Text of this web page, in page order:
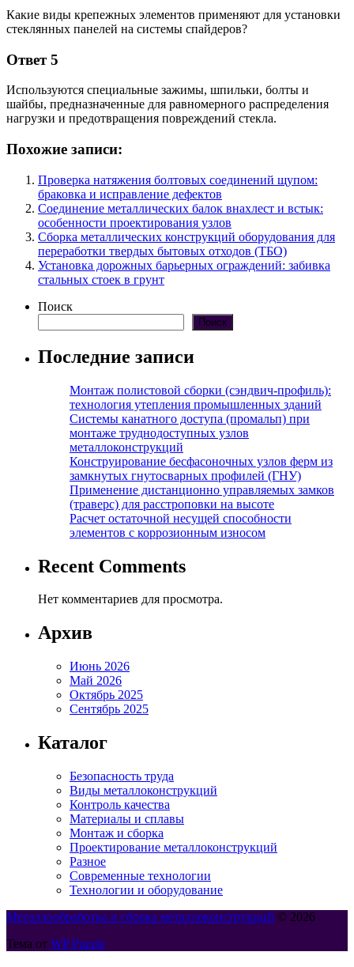
Какие виды крепежных элементов применяют для установки
стеклянных панелей на системы спайдеров?
Ответ 5
Используются специальные зажимы, шпильки, болты и
шайбы, предназначенные для равномерного распределения
нагрузки и предотвращения повреждений стекла.
Похожие записи:
Проверка натяжения болтовых соединений щупом:
браковка и исправление дефектов
Соединение металлических балок внахлест и встык:
особенности проектирования узлов
Сборка металлических конструкций оборудования для
переработки твердых бытовых отходов (ТБО)
Установка дорожных барьерных ограждений: забивка
стальных стоек в грунт
Поиск
Поиск
Последние записи
Монтаж полистовой сборки (сэндвич-профиль):
технология утепления промышленных зданий
Системы канатного доступа (промальп) при
монтаже труднодоступных узлов
металлоконструкций
Конструирование бесфасоночных узлов ферм из
замкнутых гнутосварных профилей (ГНУ)
Применение дистанционно управляемых замков
(траверс) для расстроповки на высоте
Расчет остаточной несущей способности
элементов с коррозионным износом
Recent Comments
Нет комментариев для просмотра.
Архив
Июнь 2026
Май 2026
Октябрь 2025
Сентябрь 2025
Каталог
Безопасность труда
Виды металлоконструкций
Контроль качества
Материалы и сплавы
Монтаж и сборка
Проектирование металлоконструкций
Разное
Современные технологии
Технологии и оборудование
Металлообработка и сборка металлоконструкций © 2026
Тема от WP Puzzle